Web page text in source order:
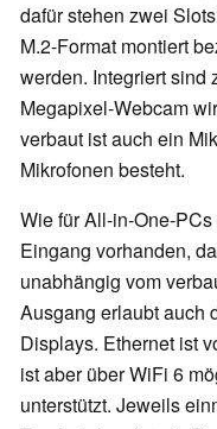
dafür stehen zwei
M.2-Format montiert
werden. Integriert sind
Megapixel-Webcam
verbaut ist auch ein
Mikrofonen besteht.
Wie für All-in-One-
Eingang vorhanden,
unabhängig vom
Ausgang erlaubt auch
Displays. Ethernet ist
ist aber über WiFi 6
unterstützt. Jeweils